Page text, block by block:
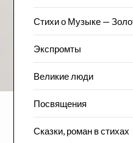
Стихи о Музыке —
Экспромты
Великие люди
Посвящения
Сказки, роман в стихах